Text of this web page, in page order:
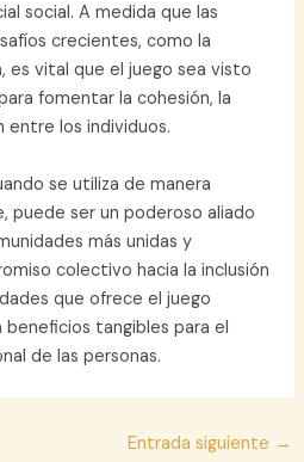
social. A medida que las
crecientes, como la
es vital que el juego sea visto
fomentar la cohesión, la
entre los individuos.
se utiliza de manera
puede ser un poderoso aliado
más unidas y
colectivo hacia la inclusión
que ofrece el juego
tangibles para el
de las personas.
Entrada siguiente →